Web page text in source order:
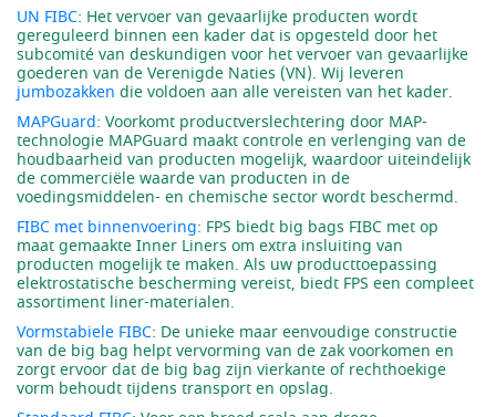
UN FIBC: Het vervoer van gevaarlijke producten wordt
gereguleerd binnen een kader dat is opgesteld door het
subcomité van deskundigen voor het vervoer van gevaarlijke
goederen van de Verenigde Naties (VN). Wij leveren
jumbozakken die voldoen aan alle vereisten van het kader.
MAPGuard: Voorkomt productverslechtering door MAP-
technologie MAPGuard maakt controle en verlenging van de
houdbaarheid van producten mogelijk, waardoor uiteindelijk
de commerciële waarde van producten in de
voedingsmiddelen- en chemische sector wordt beschermd.
FIBC met binnenvoering: FPS biedt big bags FIBC met op
maat gemaakte Inner Liners om extra insluiting van
producten mogelijk te maken. Als uw producttoepassing
elektrostatische bescherming vereist, biedt FPS een compleet
assortiment liner-materialen.
Vormstabiele FIBC: De unieke maar eenvoudige constructie
van de big bag helpt vervorming van de zak voorkomen en
zorgt ervoor dat de big bag zijn vierkante of rechthoekige
vorm behoudt tijdens transport en opslag.